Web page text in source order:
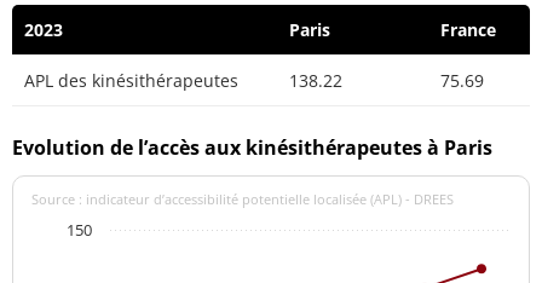
2023 Paris France
APL des kinésithérapeutes 138.22 75.69
Evolution de l’accès aux kinésithérapeutes à Paris
Source : indicateur d’accessibilité potentielle localisée (APL) - DREES
150